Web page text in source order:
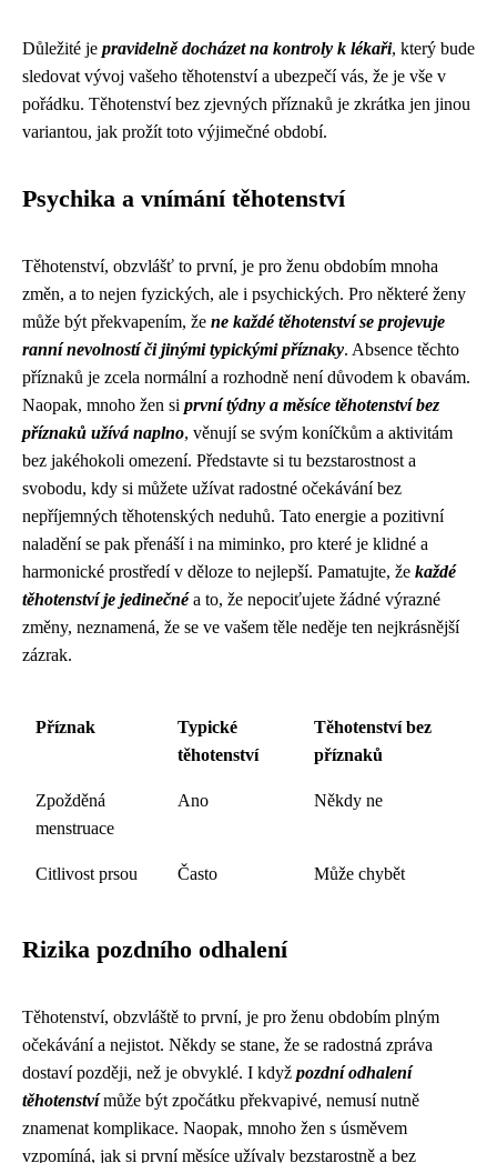
Důležité je pravidelně docházet na kontroly k lékaři, který bude
sledovat vývoj vašeho těhotenství a ubezpečí vás, že je vše v
pořádku. Těhotenství bez zjevných příznaků je zkrátka jen jinou
variantou, jak prožít toto výjimečné období.
Psychika a vnímání těhotenství
Těhotenství, obzvlášť to první, je pro ženu obdobím mnoha
změn, a to nejen fyzických, ale i psychických. Pro některé ženy
může být překvapením, že ne každé těhotenství se projevuje
ranní nevolností či jinými typickými příznaky. Absence těchto
příznaků je zcela normální a rozhodně není důvodem k obavám.
Naopak, mnoho žen si první týdny a měsíce těhotenství bez
příznaků užívá naplno, věnují se svým koníčkům a aktivitám
bez jakéhokoli omezení. Představte si tu bezstarostnost a
svobodu, kdy si můžete užívat radostné očekávání bez
nepříjemných těhotenských neduhů. Tato energie a pozitivní
naladění se pak přenáší i na miminko, pro které je klidné a
harmonické prostředí v děloze to nejlepší. Pamatujte, že každé
těhotenství je jedinečnéa to, že nepociťujete žádné výrazné
změny, neznamená, že se ve vašem těle neděje ten nejkrásnější
zázrak.
Příznak
Typické
těhotenství
Těhotenství bez
příznaků
Zpožděná
menstruace
Ano Někdy ne
Citlivost prsou Často Může chybět
Rizika pozdního odhalení
Těhotenství, obzvláště to první, je pro ženu obdobím plným
očekávání a nejistot. Někdy se stane, že se radostná zpráva
dostaví později, než je obvyklé. I když pozdní odhalení
těhotenstvímůže být zpočátku překvapivé, nemusí nutně
znamenat komplikace. Naopak, mnoho žen s úsměvem
vzpomíná, jak si první měsíce užívaly bezstarostně a bez